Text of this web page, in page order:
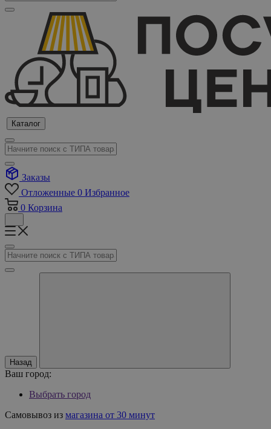
Каталог
Заказы
Отложенные 0 Избранное
0 Корзина
Назад
Ваш город:
Выбрать город
Самовывоз из магазина от 30 минут